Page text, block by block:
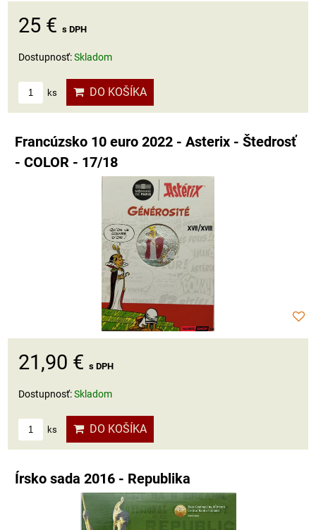
25 € s DPH
Dostupnosť:Skladom
ks DO KOŠÍKA
Francúzsko 10 euro 2022 - Asterix - Štedrosť
- COLOR - 17/18
21,90 € s DPH
Dostupnosť:Skladom
ks DO KOŠÍKA
Írsko sada 2016 - Republika